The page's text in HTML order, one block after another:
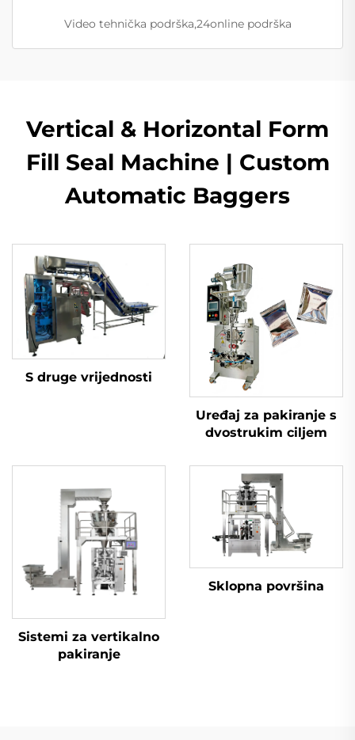
Video tehnička podrška,24online podrška
Vertical & Horizontal Form
Fill Seal Machine | Custom
Automatic Baggers
S druge vrijednosti
Uređaj za pakiranje s
dvostrukim ciljem
Sistemi za vertikalno
pakiranje
Sklopna površina